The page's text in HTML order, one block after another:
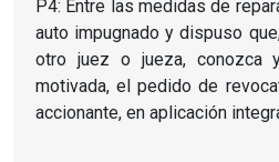
P4: Entre las medidas de
auto impugnado y dispuso
otro juez o jueza, conozca
motivada, el pedido de
accionante, en aplicación